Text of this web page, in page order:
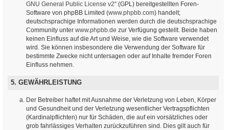
GNU General Public License v2“ (GPL) bereitgestellten Foren-
Software von phpBB Limited (www.phpbb.com) handelt;
deutschsprachige Informationen werden durch die deutschsprachige
Community unter www.phpbb.de zur Verfügung gestellt. Beide haben
keinen Einfluss auf die Art und Weise, wie die Software verwendet
wird. Sie können insbesondere die Verwendung der Software für
bestimmte Zwecke nicht untersagen oder auf Inhalte fremder Foren
Einfluss nehmen.
5. GEWÄHRLEISTUNG
Der Betreiber haftet mit Ausnahme der Verletzung von Leben, Körper
und Gesundheit und der Verletzung wesentlicher Vertragspflichten
(Kardinalpflichten) nur für Schäden, die auf ein vorsätzliches oder
grob fahrlässiges Verhalten zurückzuführen sind. Dies gilt auch für